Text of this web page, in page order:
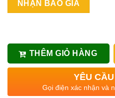
THÊM GIỎ HÀNG
YÊU
Gọi điện xác nhận và